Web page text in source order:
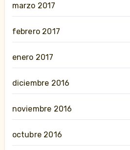
marzo 2017
febrero 2017
enero 2017
diciembre 2016
noviembre 2016
octubre 2016